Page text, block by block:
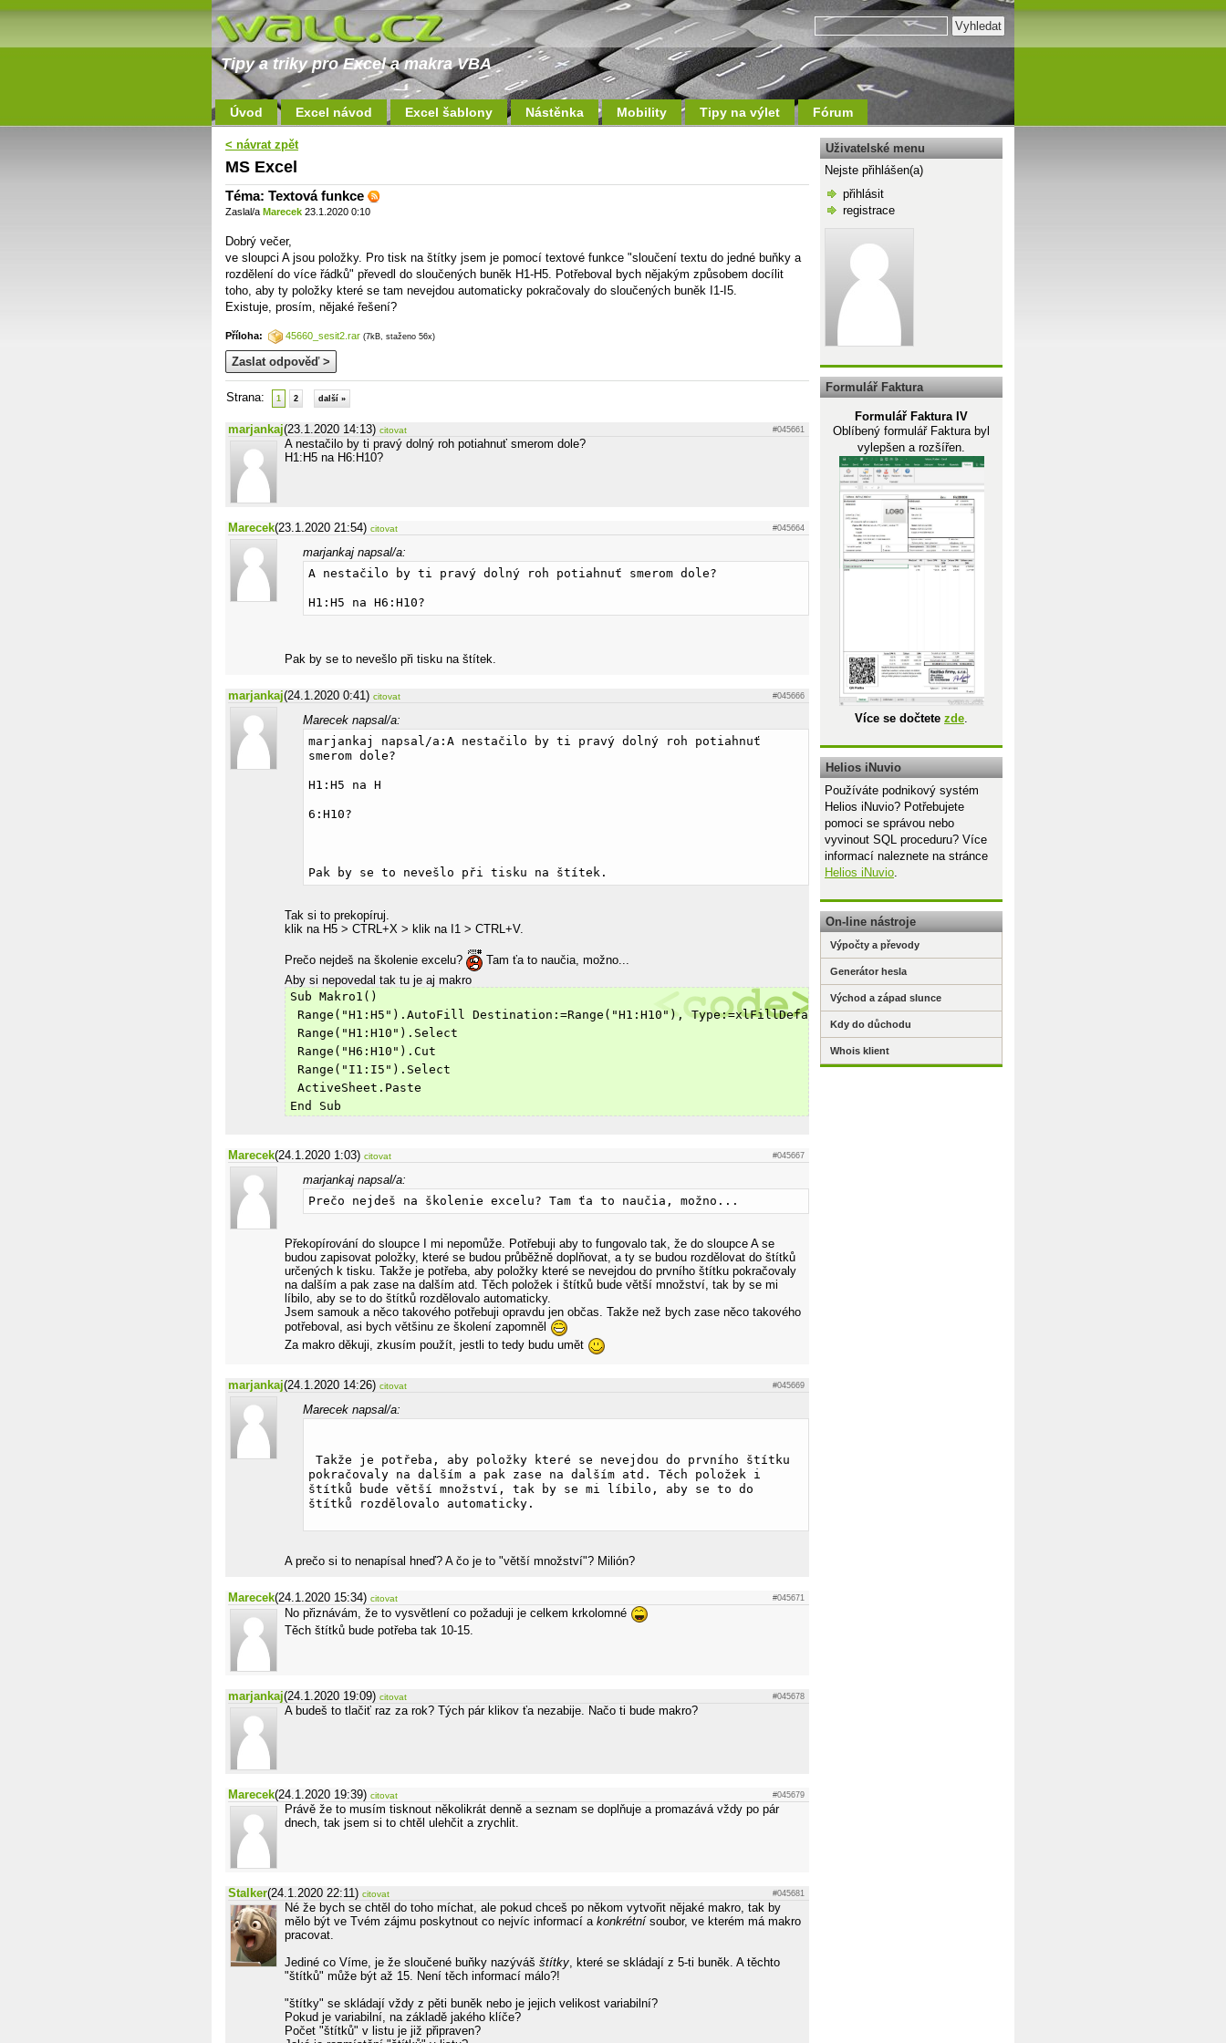
Tipy a triky pro Excel a makra VBA
Úvod Excel návod Excel šablony Nástěnka Mobility Tipy na výlet Fórum
< návrat zpět
MS Excel
Téma: Textová funkce
Zaslal/a Marecek 23.1.2020 0:10
Dobrý večer,
ve sloupci A jsou položky. Pro tisk na štítky jsem je pomocí textové funkce "sloučení textu do jedné buňky a
rozdělení do více řádků" převedl do sloučených buněk H1-H5. Potřeboval bych nějakým způsobem docílit
toho, aby ty položky které se tam nevejdou automaticky pokračovaly do sloučených buněk I1-I5.
Existuje, prosím, nějaké řešení?
Příloha: 45660_sesit2.rar (7kB, staženo 56x)
Zaslat odpověď >
Strana: 1 2 další »
marjankaj(23.1.2020 14:13) citovat #045661
A nestačilo by ti pravý dolný roh potiahnuť smerom dole?
H1:H5 na H6:H10?
Marecek(23.1.2020 21:54) citovat #045664
marjankaj napsal/a:
A nestačilo by ti pravý dolný roh potiahnuť smerom dole?
H1:H5 na H6:H10?
Pak by se to nevešlo při tisku na štítek.
marjankaj(24.1.2020 0:41) citovat #045666
Marecek napsal/a:
marjankaj napsal/a:A nestačilo by ti pravý dolný roh potiahnuť
smerom dole?
H1:H5 na H
6:H10?
Pak by se to nevešlo při tisku na štítek.
Tak si to prekopíruj.
klik na H5 > CTRL+X > klik na I1 > CTRL+V.
Prečo nejdeš na školenie excelu?
Tam ťa to naučia, možno...
Aby si nepovedal tak tu je aj makro
Sub Makro1()
Range("H1:H5").AutoFill Destination:=Range("H1:H10"), Type:=xlFillDefault
Range("H1:H10").Select
Range("H6:H10").Cut
Range("I1:I5").Select
ActiveSheet.Paste
End Sub
Marecek(24.1.2020 1:03) citovat #045667
marjankaj napsal/a:
Prečo nejdeš na školenie excelu? Tam ťa to naučia, možno...
Překopírování do sloupce I mi nepomůže. Potřebuji aby to fungovalo tak, že do sloupce A se
budou zapisovat položky, které se budou průběžně doplňovat, a ty se budou rozdělovat do štítků
určených k tisku. Takže je potřeba, aby položky které se nevejdou do prvního štítku pokračovaly
na dalším a pak zase na dalším atd. Těch položek i štítků bude větší množství, tak by se mi
líbilo, aby se to do štítků rozdělovalo automaticky.
Jsem samouk a něco takového potřebuji opravdu jen občas. Takže než bych zase něco takového
potřeboval, asi bych většinu ze školení zapomněl
Za makro děkuji, zkusím použít, jestli to tedy budu umět
marjankaj(24.1.2020 14:26) citovat #045669
Marecek napsal/a:
pokračovaly na dalším a pak zase na dalším atd. Těch položek i
štítků bude větší množství, tak by se mi líbilo, aby se to do
štítků rozdělovalo automaticky.
A prečo si to nenapísal hneď? A čo je to "větší množství"? Milión?
Marecek(24.1.2020 15:34) citovat #045671
No přiznávám, že to vysvětlení co požaduji je celkem krkolomné
Těch štítků bude potřeba tak 10-15.
marjankaj(24.1.2020 19:09) citovat #045678
A budeš to tlačiť raz za rok? Tých pár klikov ťa nezabije. Načo ti bude makro?
Marecek(24.1.2020 19:39) citovat #045679
Právě že to musím tisknout několikrát denně a seznam se doplňuje a promazává vždy po pár
dnech, tak jsem si to chtěl ulehčit a zrychlit.
Stalker(24.1.2020 22:11) citovat #045681
Né že bych se chtěl do toho míchat, ale pokud chceš po někom vytvořit nějaké makro, tak by
mělo být ve Tvém zájmu poskytnout co nejvíc informací a konkrétnísoubor, ve kterém má makro
pracovat.
Jediné co Víme, je že sloučené buňky nazýváš štítky, které se skládají z 5-ti buněk. A těchto
"štítků" může být až 15. Není těch informací málo?!
"štítky" se skládají vždy z pěti buněk nebo je jejich velikost variabilní?
Pokud je variabilní, na základě jakého klíče?
Počet "štítků" v listu je již připraven?
Uživatelské menu
Nejste přihlášen(a)
přihlásit
registrace
Formulář Faktura
Formulář Faktura IV
Oblíbený formulář Faktura byl
vylepšen a rozšířen.
Více se dočtete zde.
Helios iNuvio
Používáte podnikový systém
Helios iNuvio? Potřebujete
pomoci se správou nebo
vyvinout SQL proceduru? Více
informací naleznete na stránce
Helios iNuvio.
On-line nástroje
Výpočty a převody
Generátor hesla
Východ a západ slunce
Kdy do důchodu
Whois klient